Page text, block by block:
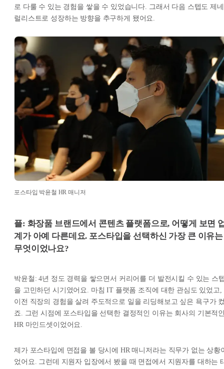
로 다룰 수 있는 경험을 쌓을 수 있었습니다. 그래서 다음 스텝도 제네
럴리스트로 성장하는 방향을 추구하게 됐어요.
포스타입 박윤철 HR 매니저
플: 화장품 브랜드에서 콘텐츠 플랫폼으로, 어떻게 보면
계가 아예 다른데요. 포스타입을 선택하신 가장 큰 이유는
무엇이었나요?
박윤철: 4년 정도 경력을 쌓으면서 커리어를 더 발전시킬 수 있는 스
을 고민하던 시기였어요. 마침 IT 플랫폼 조직에 대한 관심도 있었고,
이전 직장의 경험을 살려 주도적으로 일을 리딩해보고 싶은 욕구가
죠. 그런 시점에 포스타입을 선택한 결정적인 이유는 회사의 기본적
HR 마인드셋이었어요.
제가 포스타입에 면접을 볼 당시에 HR 매니저라는 직무가 없는 상황
었어요. 그런데 지원자 입장에서 봤을 때 면접에서 지원자를 대하는